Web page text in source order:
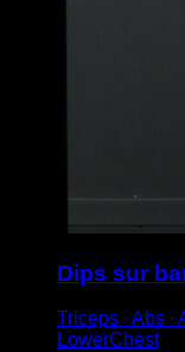
Dips sur
Triceps ∙ Abs
LowerChest